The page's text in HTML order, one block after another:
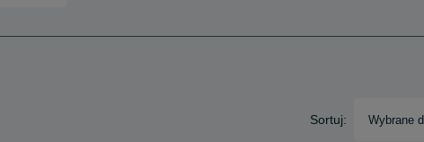
Sortuj: Wybrane